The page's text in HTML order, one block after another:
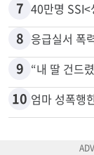
6 5주간 차 안
7 40만명
8 응급실서 폭
9